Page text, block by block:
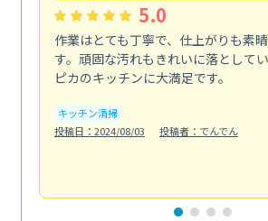
5.0
作業はとても丁寧で、仕上がりも素
す。頑固な汚れもきれいに落として
ピカのキッチンに大満足です。
キッチン清掃
投稿日：2024/08/03
投稿者：でんでん